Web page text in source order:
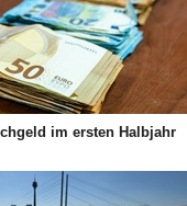
im ersten Halbjahr